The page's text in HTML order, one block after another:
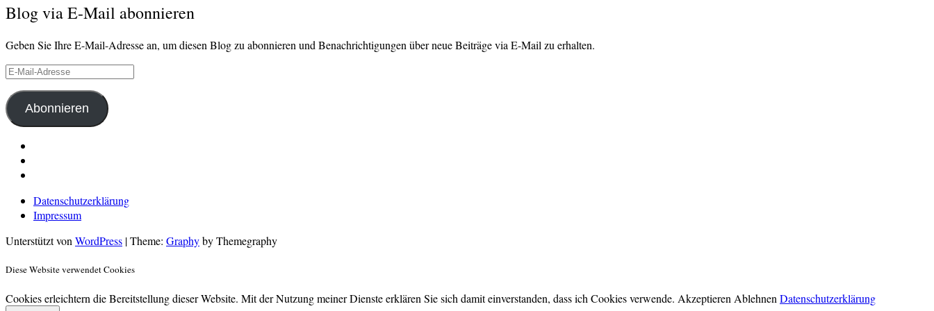
Blog via E-Mail abonnieren
Geben Sie Ihre E-Mail-Adresse an, um diesen Blog zu abonnieren und Benachrichtigungen über neue Beiträge via E-Mail zu erhalten.
E-
Adresse
Abonnieren
Datenschutzerklärung
Impressum
Unterstützt von WordPress |Theme: Graphyby Themegraphy
Diese Website verwendet Cookies
Cookies erleichtern die Bereitstellung dieser Website. Mit der Nutzung meiner Dienste erklären Sie sich damit einverstanden, dass ich Cookies verwende. AkzeptierenAblehnenDatenschutzerklärung